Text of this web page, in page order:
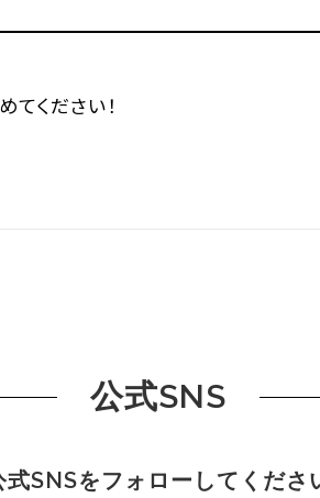
ください！
公式SNS
式SNSをフォローしてくださ